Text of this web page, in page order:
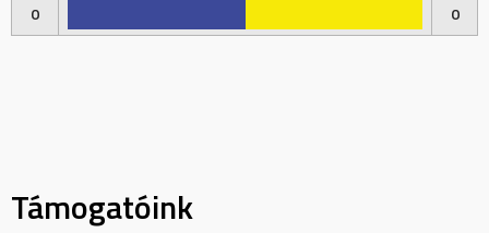
0
0
Támogatóink